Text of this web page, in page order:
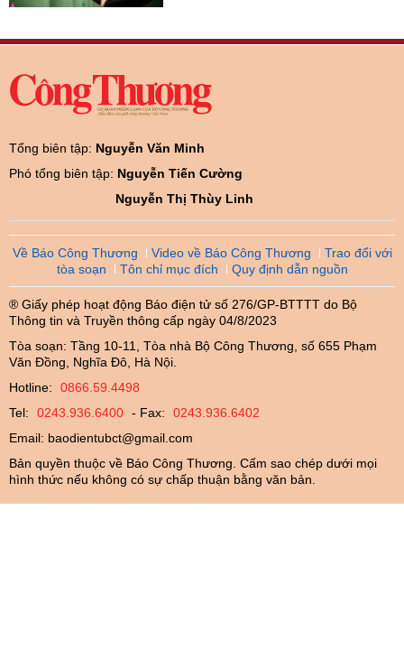
Tổng biên tập: Nguyễn Văn Minh
Phó tổng biên tập: Nguyễn Tiến Cường
Nguyễn Thị Thùy Linh
Về Báo Công Thương Video về Báo Công Thương
Trao đổi với
tòa soạn
Tôn chỉ mục đích Quy định dẫn nguồn
® Giấy phép hoạt động Báo điện tử số 276/GP-BTTTT do Bộ
Thông tin và Truyền thông cấp ngày 04/8/2023
Tòa soạn: Tầng 10-11, Tòa nhà Bộ Công Thương, số 655 Phạm
Văn Đồng, Nghĩa Đô, Hà Nội.
Hotline:
0866.59.4498
Tel:
0243.936.6400 - Fax:
0243.936.6402
Email: baodientubct@gmail.com
Bản quyền thuộc về Báo Công Thương. Cấm sao chép dưới mọi
hình thức nếu không có sự chấp thuận bằng văn bản.